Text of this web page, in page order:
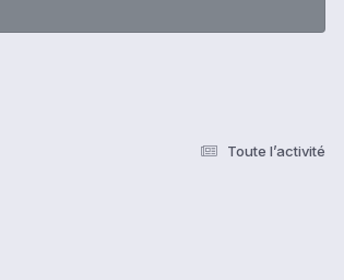
Toute l’activité